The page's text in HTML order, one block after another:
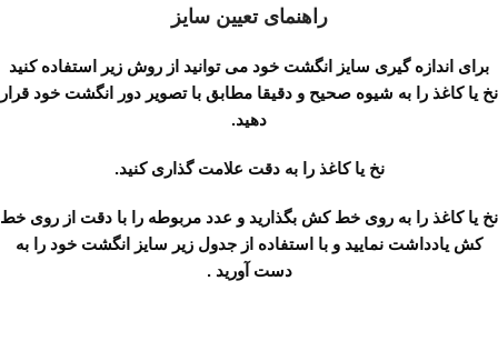
راهنمای تعیین سایز
برای اندازه گیری سایز انگشت خود می توانید از روش زیر استفاده کنید
نخ یا کاغذ را به شیوه صحیح و دقیقا مطابق با تصویر دور انگشت خود قرار
دهید.
نخ یا کاغذ را به دقت علامت گذاری کنید.
نخ یا کاغذ را به روی خط کش بگذارید و عدد مربوطه را با دقت از روی خط
کش یادداشت نمایید و با استفاده از جدول زیر سایز انگشت خود را به
دست آورید .